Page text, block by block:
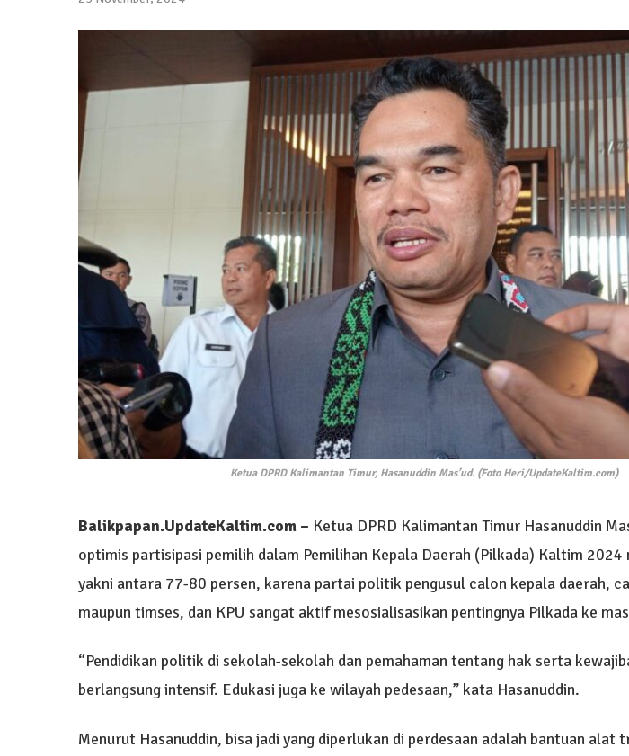
Ketua DPRD Kalimantan Timur, Hasanuddin Mas’ud. (Foto Heri/UpdateKaltim.com)
Balikpapan.UpdateKaltim.com – Ketua DPRD Kalimantan Timur Hasanuddin
optimis partisipasi pemilih dalam Pemilihan Kepala Daerah (Pilkada) Kaltim
yakni antara 77-80 persen, karena partai politik pengusul calon kepala daerah,
maupun timses, dan KPU sangat aktif mesosialisasikan pentingnya Pilkada ke
“Pendidikan politik di sekolah-sekolah dan pemahaman tentang hak serta
berlangsung intensif. Edukasi juga ke wilayah pedesaan,” kata Hasanuddin.
Menurut Hasanuddin, bisa jadi yang diperlukan di perdesaan adalah bantuan alat